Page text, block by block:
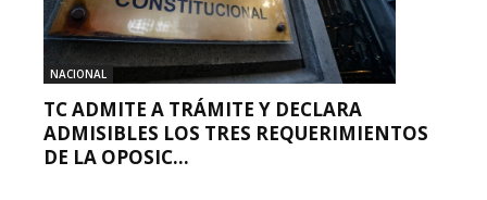
NACIONAL
TC ADMITE A TRÁMITE Y DECLARA
ADMISIBLES LOS TRES REQUERIMIENTOS
DE LA OPOSIC...